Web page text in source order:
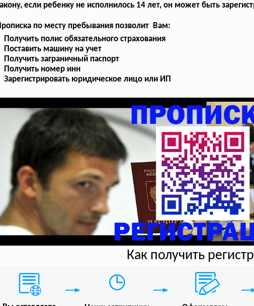
если ребенку не исполнилось 14 лет, он может быть
по месту пребывания позволит Вам:
Получить полис обязательного страхования
Поставить машину на учет
Получить заграничный паспорт
Получить номер инн
Зарегистрировать юридическое лицо или ИП
Как получить